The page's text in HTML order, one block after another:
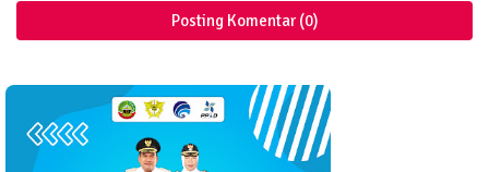
Posting Komentar (0)